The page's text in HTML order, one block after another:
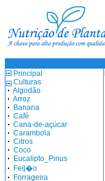
Principal
Culturas
Algodão
Arroz
Banana
Café
Cana-de-açúcar
Carambola
Citros
Coco
Eucalipto_Pinus
Feij�o
Forrageira